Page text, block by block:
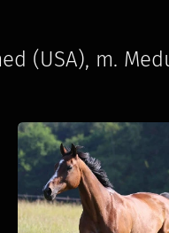
(USA), m.